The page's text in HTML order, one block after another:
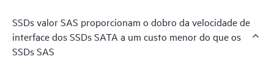
SSDs valor SAS proporcionam o dobro da velocidade de
interface dos SSDs SATA a um custo menor do que os
SSDs SAS